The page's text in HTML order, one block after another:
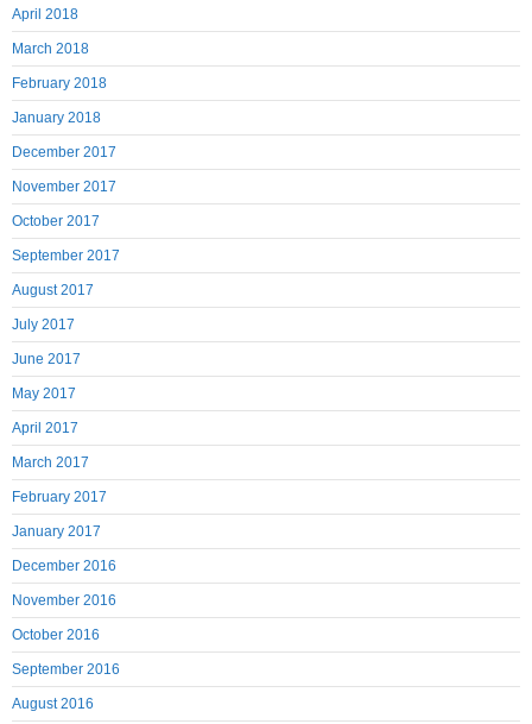
April 2018
March 2018
February 2018
January 2018
December 2017
November 2017
October 2017
September 2017
August 2017
July 2017
June 2017
May 2017
April 2017
March 2017
February 2017
January 2017
December 2016
November 2016
October 2016
September 2016
August 2016